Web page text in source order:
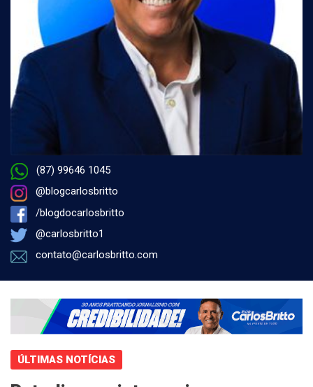
(87) 99646 1045
@blogcarlosbritto
/blogdocarlosbritto
@carlosbritto1
contato@carlosbritto.com
ÚLTIMAS NOTÍCIAS